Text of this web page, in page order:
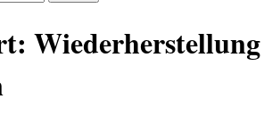
Wiederherstellung